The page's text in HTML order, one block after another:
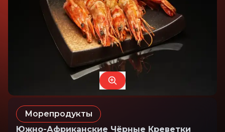
Морепродукты
Южно-Африканские Чёрные Креветки